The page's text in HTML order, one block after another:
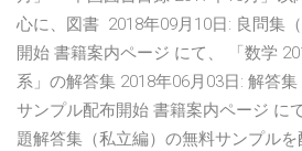
心に、図書 2018年09月10日: 良問集
開始 書籍案内ページ にて、 「数学
系」の解答集 2018年06月03日: 解答
サンプル配布開始 書籍案内ページ に
題解答集（私立編）の無料サンプル